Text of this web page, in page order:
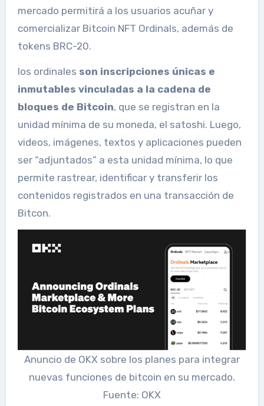
mercado permitirá a los usuarios acuñar y
comercializar Bitcoin NFT Ordinals, además de
tokens BRC-20.
los ordinales son inscripciones únicas e
inmutables vinculadas a la cadena de
bloques de Bitcoin, que se registran en la
unidad mínima de su moneda, el satoshi. Luego,
videos, imágenes, textos y aplicaciones pueden
ser “adjuntados” a esta unidad mínima, lo que
permite rastrear, identificar y transferir los
contenidos registrados en una transacción de
Bitcon.
Anuncio de OKX sobre los planes para integrar
nuevas funciones de bitcoin en su mercado.
Fuente: OKX